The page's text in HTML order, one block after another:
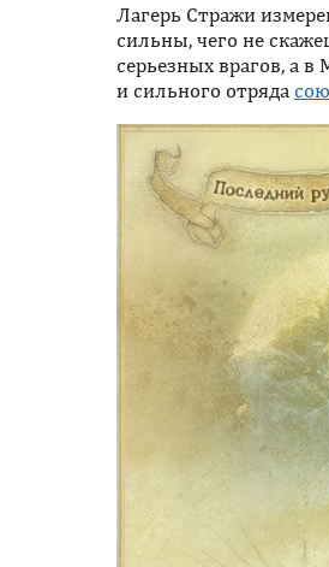
Лагерь Стражи
сильны, чего не
серьезных врагов, а
и сильного отряда